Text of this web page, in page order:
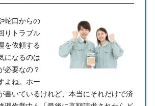
蛇口からの
りトラブル
を依頼する
になるのは
必要なの？
よね。ホー
書いているけれど、本当にそれだけで済